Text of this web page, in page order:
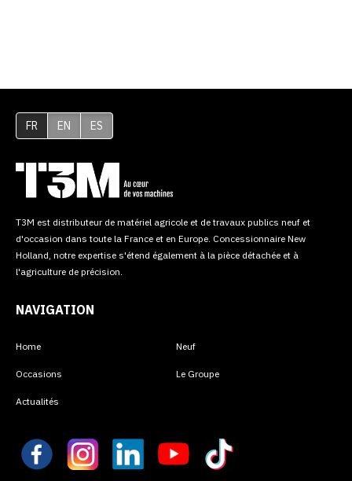
FR EN ES
T3M est distributeur de matériel agricole et de travaux publics neuf et
d'occasion dans toute la France et en Europe. Concessionnaire New
Holland, notre expertise s'étend également à la pièce détachée et à
l'agriculture de précision.
NAVIGATION
Home Neuf
Occasions Le Groupe
Actualités